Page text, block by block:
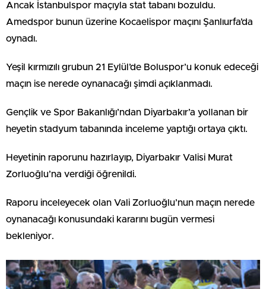
Ancak İstanbulspor maçıyla stat tabanı bozuldu.
Amedspor bunun üzerine Kocaelispor maçını Şanlıurfa’da
oynadı.
Yeşil kırmızılı grubun 21 Eylül’de Boluspor’u konuk edeceği
maçın ise nerede oynanacağı şimdi açıklanmadı.
Gençlik ve Spor Bakanlığı’ndan Diyarbakır’a yollanan bir
heyetin stadyum tabanında inceleme yaptığı ortaya çıktı.
Heyetinin raporunu hazırlayıp, Diyarbakır Valisi Murat
Zorluoğlu’na verdiği öğrenildi.
Raporu inceleyecek olan Vali Zorluoğlu’nun maçın nerede
oynanacağı konusundaki kararını bugün vermesi
bekleniyor.